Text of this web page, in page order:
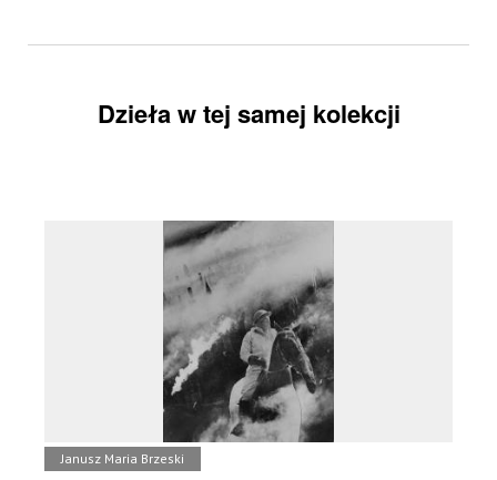
Dzieła w tej samej kolekcji
Janusz Maria Brzeski